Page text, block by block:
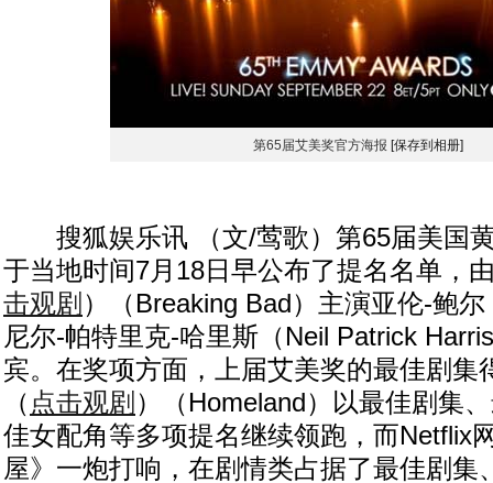
第65届艾美奖官方海报 [保存到相册]
搜狐娱乐讯 （文/莺歌）第65届美国
于当地时间7月18日早公布了提名名单，
击观剧 ）（Breaking Bad）主演亚伦-鲍
尼尔-帕特里克-哈里斯（Neil Patrick
宾。在奖项方面，上届艾美奖的最佳剧集
（ 点击观剧 ）（Homeland）以最佳剧集
佳女配角等多项提名继续领跑，而Netflix
屋》一炮打响，在剧情类占据了最佳剧集